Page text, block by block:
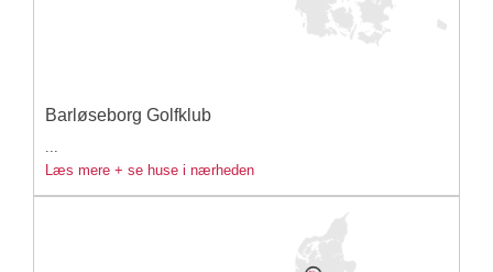
Barløseborg Golfklub
...
Læs mere + se huse i nærheden